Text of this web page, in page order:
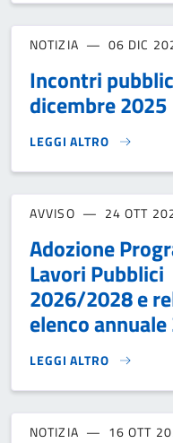
NOTIZIA 06 DIC
Incontri
dicembre 2025
LEGGI ALTRO
INCONTRI PUBBLICI
AVVISO 24 OTT
Adozione
Lavori Pubblici
2026/2028 e
elenco
LEGGI ALTRO
ADOZIONE
NOTIZIA 16 OTT